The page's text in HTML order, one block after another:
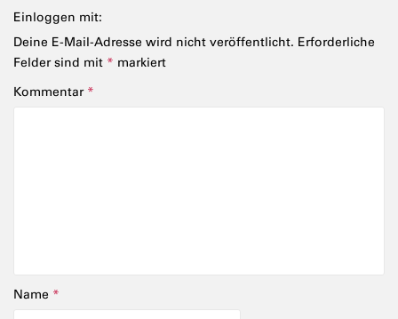
Einloggen mit:
Deine E-Mail-Adresse wird nicht veröffentlicht. Erforderliche
Felder sind mit * markiert
Kommentar *
Name *